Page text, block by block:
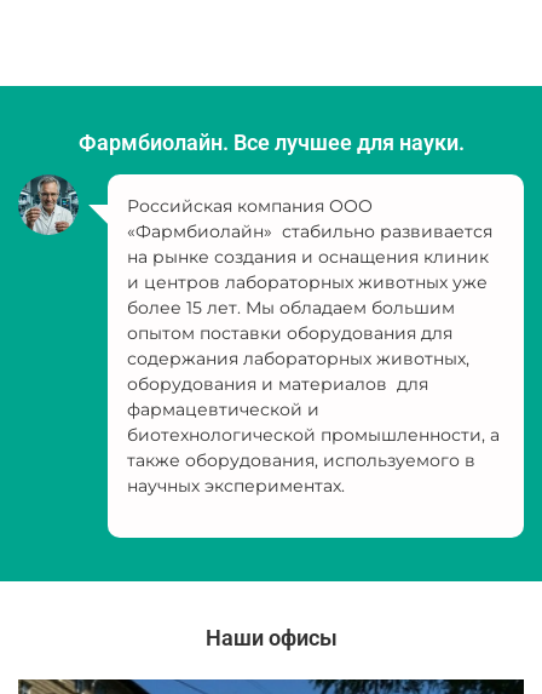
Фармбиолайн. Все лучшее для науки.
Российская компания ООО
«Фармбиолайн» стабильно развивается
на рынке создания и оснащения клиник
и центров лабораторных животных уже
более 15 лет. Мы обладаем большим
опытом поставки оборудования для
содержания лабораторных животных,
оборудования и материалов для
фармацевтической и
биотехнологической промышленности, а
также оборудования, используемого в
научных экспериментах.
Наши офисы